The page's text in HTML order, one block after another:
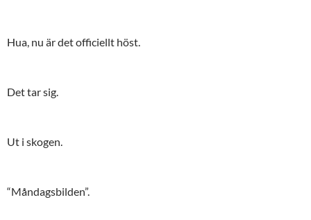
Hua, nu är det officiellt höst.
Det tar sig.
Ut i skogen.
“Måndagsbilden”.